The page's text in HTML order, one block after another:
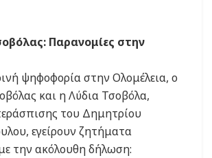
Παρανομίες στην
ψηφοφορία στην Ολομέλεια, ο
και η Λύδια Τσοβόλα,
του Δημητρίου
εγείρουν ζητήματα
την ακόλουθη δήλωση: